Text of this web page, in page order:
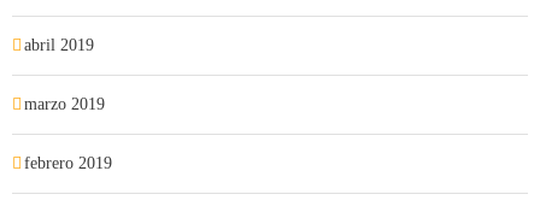
abril 2019
marzo 2019
febrero 2019